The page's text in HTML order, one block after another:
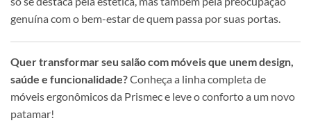
genuína com o bem-estar de quem passa por suas portas.
Quer transformar seu salão com móveis que unem design,
saúde e funcionalidade?Conheça a linha completa de
móveis ergonômicos da Prismec e leve o conforto a um novo
patamar!